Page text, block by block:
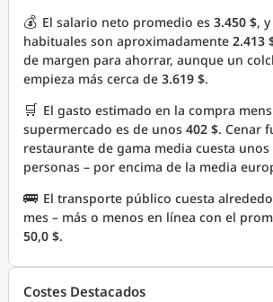
💰 El salario neto promedio es 3.450 $,
habituales son aproximadamente 2.413
de margen para ahorrar, aunque un
empieza más cerca de 3.619 $.
🛒 El gasto estimado en la compra
supermercado es de unos 402 $. Cenar
restaurante de gama media cuesta unos
personas – por encima de la media
🚌 El transporte público cuesta
mes – más o menos en línea con el
50,0 $.
Costes Destacados